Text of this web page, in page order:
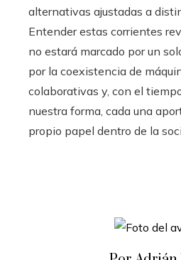
alternativas ajustadas a
Entender estas corrientes
no estará marcado por un
por la coexistencia de
colaborativas y, con el
nuestra forma, cada una
propio papel dentro de la